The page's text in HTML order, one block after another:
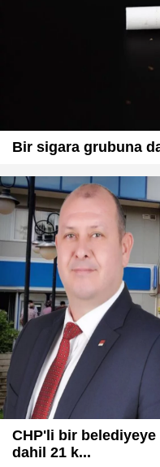
Bir sigara grubuna
CHP'li bir
dahil 21 k...